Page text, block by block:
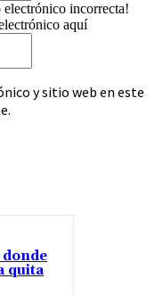
incorrecta!
aquí
y sitio web en este
donde
quita